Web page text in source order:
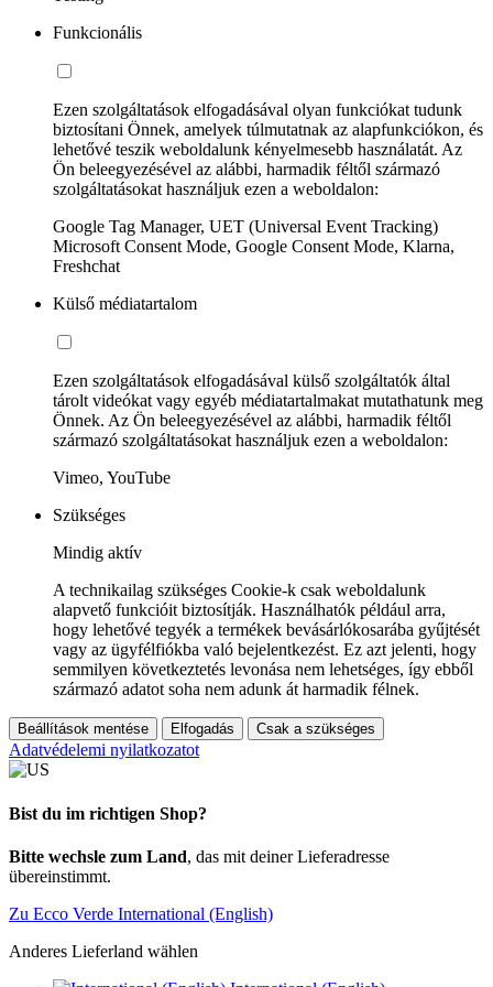
Funkcionális
Ezen szolgáltatások elfogadásával olyan funkciókat tudunk
biztosítani Önnek, amelyek túlmutatnak az alapfunkciókon, és
lehetővé teszik weboldalunk kényelmesebb használatát. Az
Ön beleegyezésével az alábbi, harmadik féltől származó
szolgáltatásokat használjuk ezen a weboldalon:
Google Tag Manager, UET (Universal Event Tracking)
Microsoft Consent Mode, Google Consent Mode, Klarna,
Freshchat
Külső médiatartalom
Ezen szolgáltatások elfogadásával külső szolgáltatók által
tárolt videókat vagy egyéb médiatartalmakat mutathatunk meg
Önnek. Az Ön beleegyezésével az alábbi, harmadik féltől
származó szolgáltatásokat használjuk ezen a weboldalon:
Vimeo, YouTube
Szükséges
Mindig aktív
A technikailag szükséges Cookie-k csak weboldalunk
alapvető funkcióit biztosítják. Használhatók például arra,
hogy lehetővé tegyék a termékek bevásárlókosarába gyűjtését
vagy az ügyfélfiókba való bejelentkezést. Ez azt jelenti, hogy
semmilyen következtetés levonása nem lehetséges, így ebből
származó adatot soha nem adunk át harmadik félnek.
Beállítások mentése Elfogadás Csak a szükséges
Adatvédelemi nyilatkozatot
Bist du im richtigen Shop?
Bitte wechsle zum Land, das mit deiner Lieferadresse
übereinstimmt.
Zu Ecco Verde International (English)
Anderes Lieferland wählen